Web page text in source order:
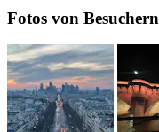
Fotos von Besuchern